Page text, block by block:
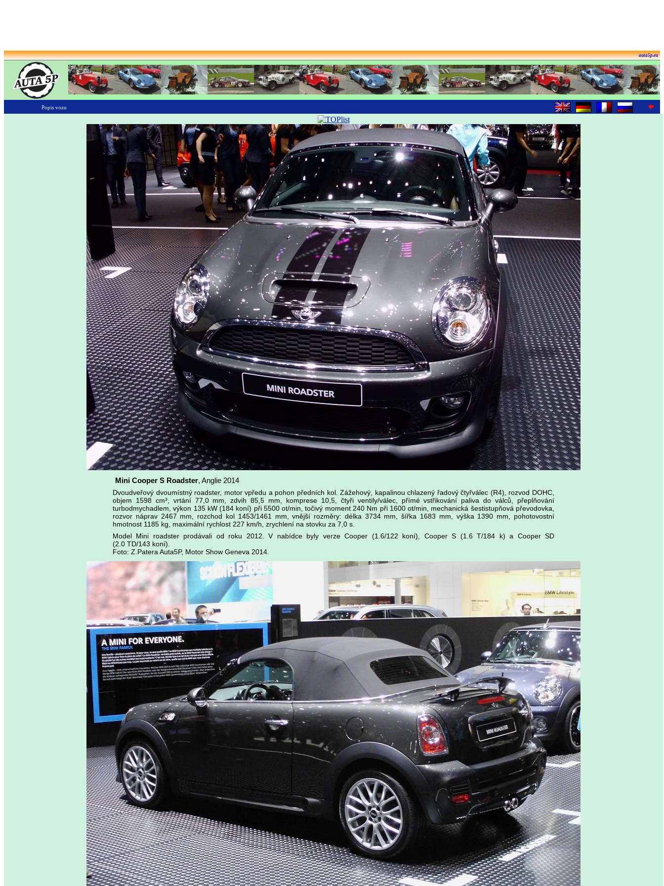
auta5p.eu
Popis vozu
Mini Cooper S Roadster, Anglie 2014
Dvoudveřový dvoumístný roadster, motor vpředu a pohon předních kol. Zážehový, kapalinou chlazený řadový čtyřválec (R4), rozvod DOHC,
objem 1598 cm³, vrtání 77,0 mm, zdvih 85,5 mm, komprese 10,5, čtyři ventily/válec, přímé vstřikování paliva do válců, přeplňování
turbodmychadlem, výkon 135 kW (184 koní) při 5500 ot/min, točivý moment 240 Nm při 1600 ot/min, mechanická šestistupňová převodovka,
rozvor náprav 2467 mm, rozchod kol 1453/1461 mm, vnější rozměry: délka 3734 mm, šířka 1683 mm, výška 1390 mm, pohotovostní
hmotnost 1185 kg, maximální rychlost 227 km/h, zrychlení na stovku za 7,0 s.
Model Mini roadster prodávali od roku 2012. V nabídce byly verze Cooper (1.6/122 koní), Cooper S (1.6 T/184 k) a Cooper SD
(2.0 TD/143 koní).
Foto: Z.Patera Auta5P, Motor Show Geneva 2014.